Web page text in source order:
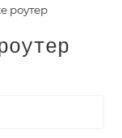
роутер